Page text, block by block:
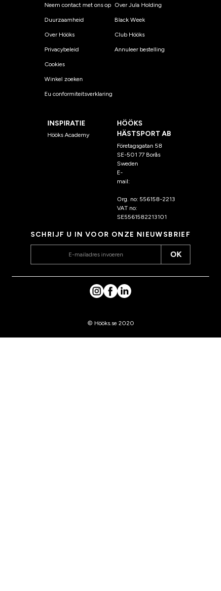
Neem contact met ons op
Duurzaamheid
Over Hööks
Privacybeleid
Cookies
Winkel zoeken
Eu conformiteitsverklaring
Over Jula Holding
Black Week
Club Hööks
Annuleer bestelling
INSPIRATIE
Hööks Academy
HÖÖKS
HÄSTSPORT AB
Företagsgatan 58
SE-501 77 Borås
Sweden
E-
mail:
Org. no: 556158-2213
VAT no:
SE5561582213101
SCHRIJF U IN VOOR ONZE NIEUWSBRIEF
OK
© Hööks.se 2020